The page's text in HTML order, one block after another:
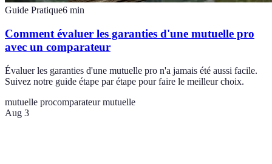
Guide Pratique6 min
Comment évaluer les garanties d'une mutuelle pro
avec un comparateur
Évaluer les garanties d'une mutuelle pro n'a jamais été aussi facile.
Suivez notre guide étape par étape pour faire le meilleur choix.
mutuelle procomparateur mutuelle
Aug 3